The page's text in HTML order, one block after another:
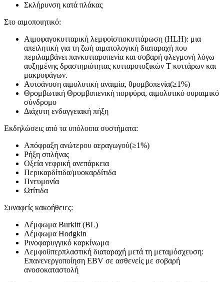
Σκλήρυνση κατά πλάκας
Στο αιμοποιητικό:
Αιμοφαγοκυτταρική λεμφοϊστιοκυττάρωση (HLH): μια
απειλητική για τη ζωή αιματολογική διαταραχή που
περιλαμβάνει πανκυτταροπενία και σοβαρή φλεγμονή λόγω
αυξημένης δραστηριότητας κυτταροτοξικών Τ κυττάρων και
μακροφάγων.
Αυτοάνοση αιμολυτική αναιμία, θρομβοπενία(≥1%)
Θρομβωτική Θρομβοπενική πορφύρα, αιμολυτικό ουραιμικό
σύνδρομο
Διάχυτη ενδαγγειακή πήξη
Εκδηλώσεις από τα υπόλοιπα συστήματα:
Απόφραξη ανώτερου αεραγωγού(≥1%)
Ρήξη σπλήνας
Οξεία νεφρική ανεπάρκεια
Περικαρδίτιδα/μυοκαρδίτιδα
Πνευμονία
Ωτίτιδα
Συναφείς κακοήθειες:
Λέμφωμα Burkitt (BL)
Λέμφωμα Hodgkin
Ρινοφαρυγγικό καρκίνωμα
Λεμφοϋπερπλαστική διαταραχή μετά τη μεταμόσχευση:
Επανενεργοποίηση EBV σε ασθενείς με σοβαρή
ανοσοκαταστολή